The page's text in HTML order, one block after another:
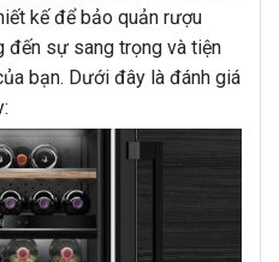
kế để bảo quản rượu
đến sự sang trọng và tiện
bạn. Dưới đây là đánh giá